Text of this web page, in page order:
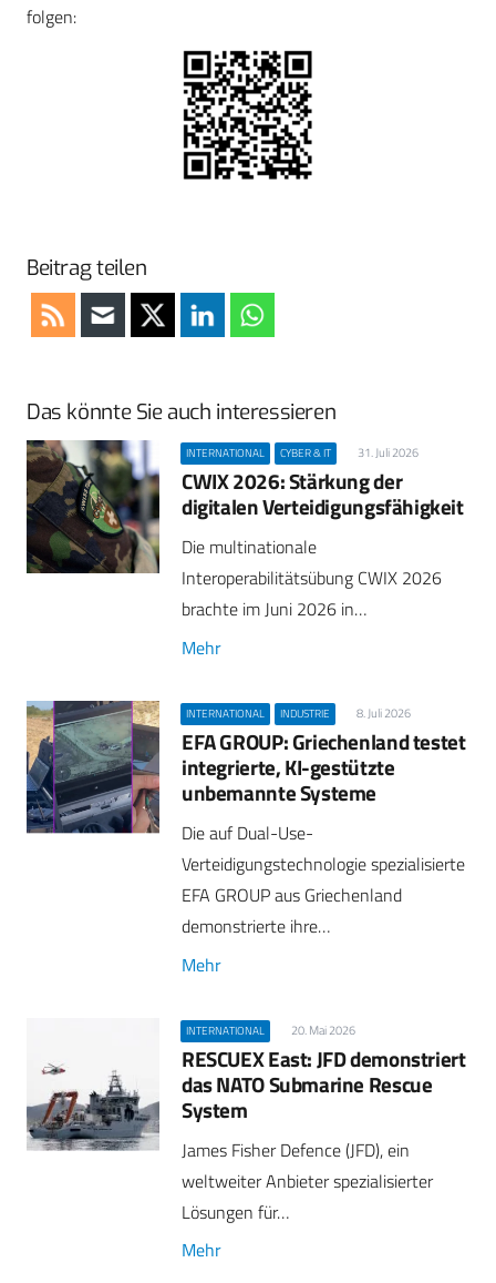
folgen:
Beitrag teilen
Das könnte Sie auch interessieren
INTERNATIONAL CYBER & IT 31. Juli 2026
CWIX 2026: Stärkung der
digitalen Verteidigungsfähigkeit
Die multinationale
Interoperabilitätsübung CWIX 2026
brachte im Juni 2026 in…
Mehr
INTERNATIONAL INDUSTRIE 8. Juli 2026
EFA GROUP: Griechenland testet
integrierte, KI-gestützte
unbemannte Systeme
Die auf Dual-Use-
Verteidigungstechnologie spezialisierte
EFA GROUP aus Griechenland
demonstrierte ihre…
Mehr
INTERNATIONAL 20. Mai 2026
RESCUEX East: JFD demonstriert
das NATO Submarine Rescue
System
James Fisher Defence (JFD), ein
weltweiter Anbieter spezialisierter
Lösungen für…
Mehr